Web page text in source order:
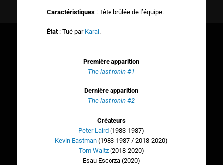
Caractéristiques : Tête brûlée de l’équipe.
État: Tué par Karai.
Première apparition
The last ronin #1
Dernière apparition
The last ronin#2
Créateurs
Peter Laird (1983-1987)
Kevin Eastman (1983-1987 / 2018-2020)
Tom Waltz(2018-2020)
Esau Escorza (2020)